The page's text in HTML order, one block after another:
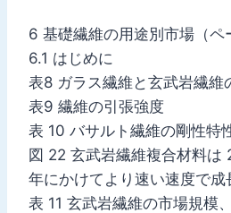
6 基礎繊維の用途別市場（ペ
6.1 はじめに
表8 ガラス繊維と玄武岩繊維
表9 繊維の引張強度
表 10 バサルト繊維の剛性特
図 22 玄武岩繊維複合材料
年にかけてより速い速度で成
表 11 玄武岩繊維の市場規模